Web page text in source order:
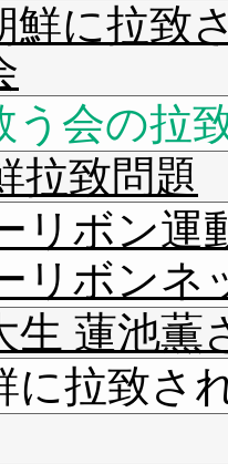
鮮に拉致
う会の拉
拉致問題
リボン運
リボンネ
生 蓮池薫
に拉致さ